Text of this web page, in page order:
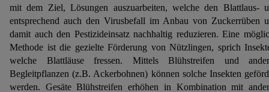
mit dem Ziel, Lösungen auszuarbeiten, welche den Blattlaus-
entsprechend auch den Virusbefall im Anbau von Zuckerrüben
damit auch den Pestizideinsatz nachhaltig reduzieren. Eine
Methode ist die gezielte Förderung von Nützlingen, sprich
welche Blattläuse fressen. Mittels Blühstreifen und
Begleitpflanzen (z.B. Ackerbohnen) können solche Insekten
werden. Gesäte Blühstreifen erhöhen in Kombination mit